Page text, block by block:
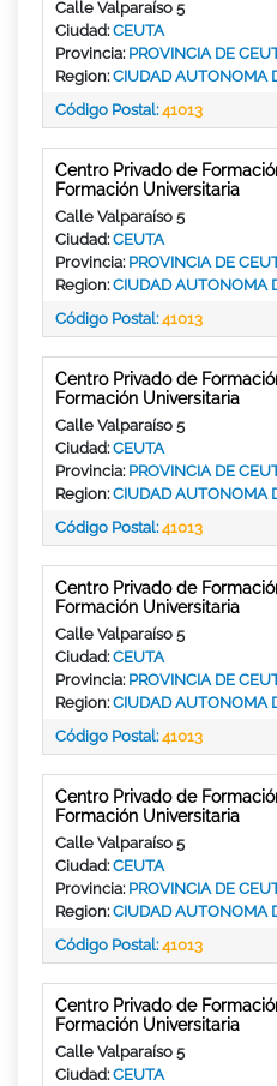
Calle Valparaíso 5
Ciudad:CEUTA
Provincia: PROVINCIA DE
Region:CIUDAD AUTONOMA
Código Postal:41013
Centro Privado de
Formación Universitaria
Calle Valparaíso 5
Ciudad:CEUTA
Provincia: PROVINCIA DE
Region:CIUDAD AUTONOMA
Código Postal:41013
Centro Privado de
Formación Universitaria
Calle Valparaíso 5
Ciudad:CEUTA
Provincia: PROVINCIA DE
Region:CIUDAD AUTONOMA
Código Postal:41013
Centro Privado de
Formación Universitaria
Calle Valparaíso 5
Ciudad:CEUTA
Provincia: PROVINCIA DE
Region:CIUDAD AUTONOMA
Código Postal:41013
Centro Privado de
Formación Universitaria
Calle Valparaíso 5
Ciudad:CEUTA
Provincia: PROVINCIA DE
Region:CIUDAD AUTONOMA
Código Postal:41013
Centro Privado de
Formación Universitaria
Calle Valparaíso 5
Ciudad:CEUTA